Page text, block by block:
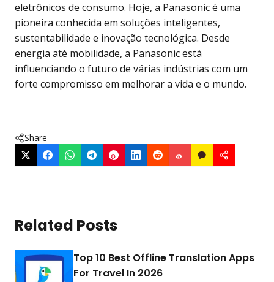
eletrônicos de consumo. Hoje, a Panasonic é uma
pioneira conhecida em soluções inteligentes,
sustentabilidade e inovação tecnológica. Desde
energia até mobilidade, a Panasonic está
influenciando o futuro de várias indústrias com um
forte compromisso em melhorar a vida e o mundo.
Share
Related Posts
Top 10 Best Offline Translation Apps
For Travel In 2026